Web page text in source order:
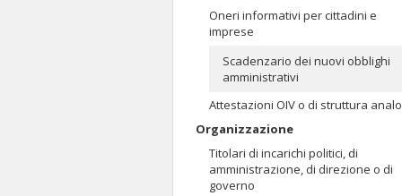
Oneri informativi per cittadini e
imprese
Scadenzario dei nuovi obblighi
amministrativi
Attestazioni OIV o di struttura
Organizzazione
Titolari di incarichi politici, di
amministrazione, di direzione o di
governo